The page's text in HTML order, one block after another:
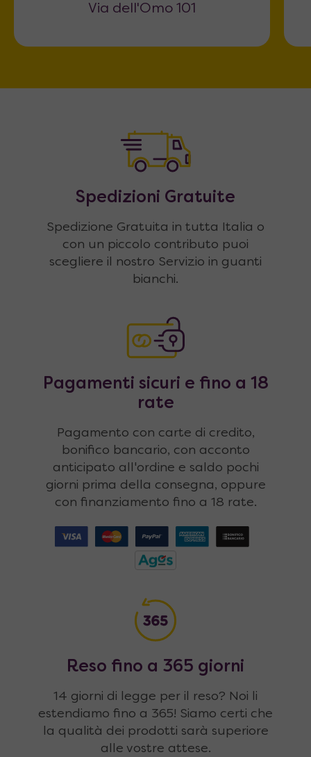
Via dell'Omo 101
Spedizioni Gratuite
Spedizione Gratuita in tutta Italia o
con un piccolo contributo puoi
scegliere il nostro Servizio in guanti
bianchi.
Pagamenti sicuri e fino a 18
rate
Pagamento con carte di credito,
bonifico bancario, con acconto
anticipato all'ordine e saldo pochi
giorni prima della consegna, oppure
con finanziamento fino a 18 rate.
Reso fino a 365 giorni
14 giorni di legge per il reso? Noi li
estendiamo fino a 365! Siamo certi che
la qualità dei prodotti sarà superiore
alle vostre attese.